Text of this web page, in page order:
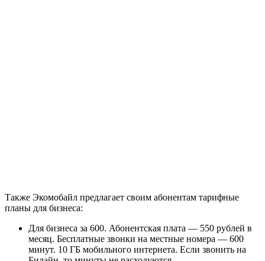
Также Экомобайл предлагает своим абонентам тарифные
планы для бизнеса:
Для бизнеса за 600. Абонентская плата — 550 рублей в
месяц. Бесплатные звонки на местные номера — 600
минут. 10 ГБ мобильного интернета. Если звонить на